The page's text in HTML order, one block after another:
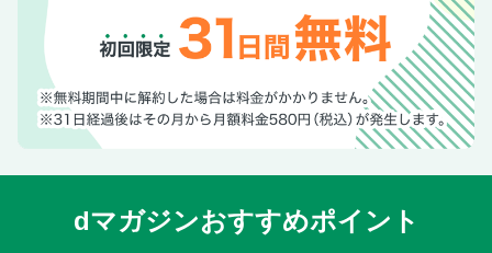
dマガジンおすすめポイント